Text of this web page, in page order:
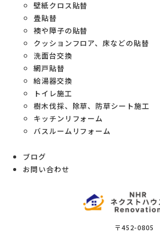
壁紙クロス貼替
畳貼替
襖や障子の貼替
クッションフロア、床などの貼替
洗面台交換
網戸貼替
給湯器交換
トイレ施工
樹木伐採、除草、防草シート施工
キッチンリフォーム
バスルームリフォーム
ブログ
お問い合わせ
〒452-0805